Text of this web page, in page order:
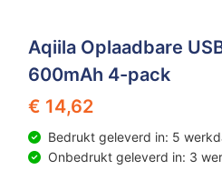
Aqiila Oplaadbare
600mAh 4-pack
€ 14,62
Bedrukt geleverd in: 5
Onbedrukt geleverd in: 3